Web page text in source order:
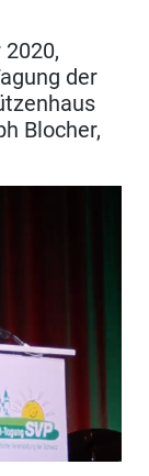
der
Blocher,